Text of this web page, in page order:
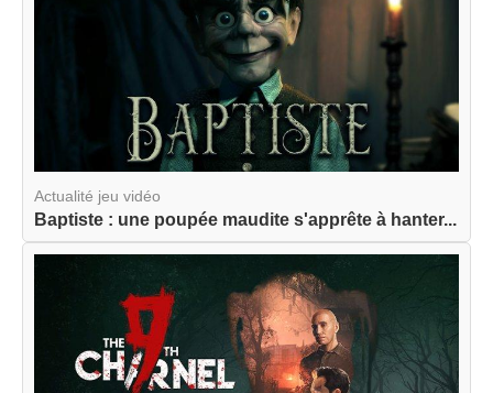
Actualité jeu vidéo
Baptiste : une poupée maudite s'apprête à hanter...